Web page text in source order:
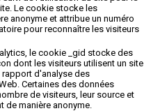
Le cookie stocke les
anonyme et attribue un numéro
pour reconnaître les visiteurs
le cookie _gid stocke des
dont les visiteurs utilisent un site
rapport d'analyse des
Certaines des données
de visiteurs, leur source et
de manière anonyme.